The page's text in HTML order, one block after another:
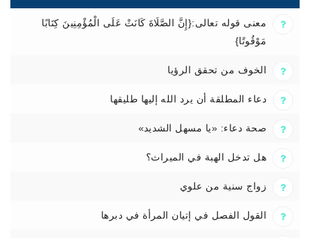
معنى قوله تعالى:{إِنَّ الصَّلَاةَ كَانَتْ عَلَى الْمُؤْمِنِينَ كِتَابًا
مَوْقُوتًا}
الخوف من تحقق الرؤيا
دعاء المطلقة أن يرد الله إليها طليقها
صحة دعاء: «يا مسهل الشديد»
هل تدخل الهبة في الميراث؟
زواج سنية من علوي
القول الفصل في إتيان المرأة في دبرها